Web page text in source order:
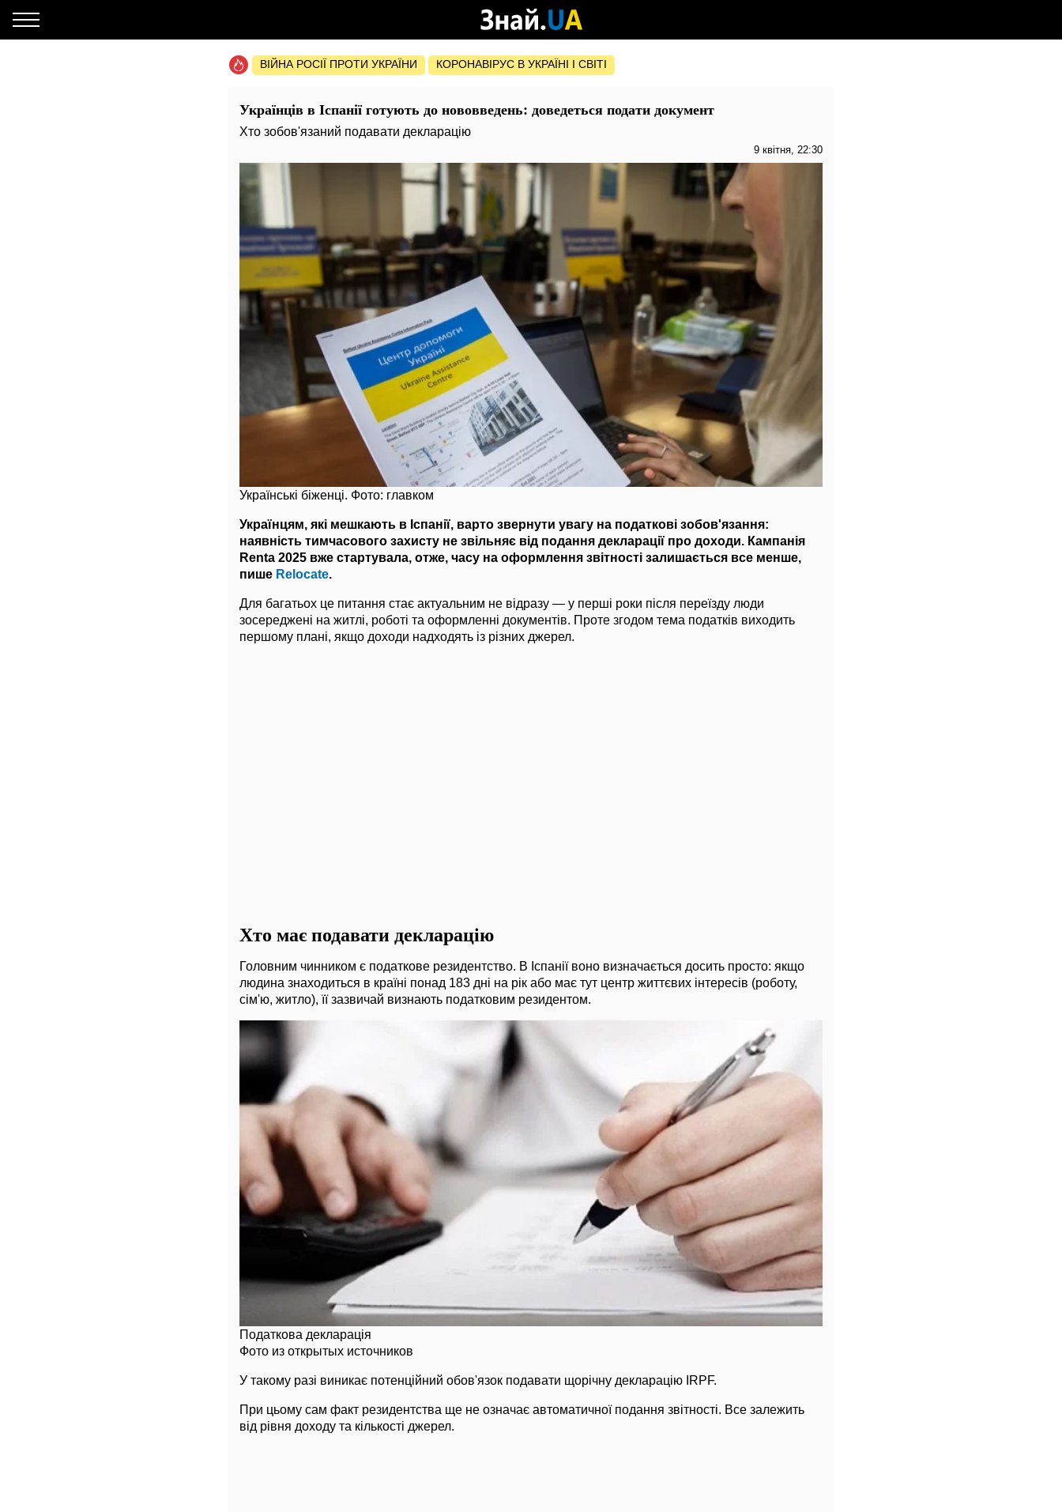
ВІЙНА РОСІЇ ПРОТИ УКРАЇНИ КОРОНАВІРУС В УКРАЇНІ І СВІТІ
Українців в Іспанії готують до нововведень: доведеться подати документ
Хто зобов'язаний подавати декларацію
9 квітня, 22:30
Українські біженці. Фото: главком
Українцям, які мешкають в Іспанії, варто звернути увагу на податкові зобов'язання:
наявність тимчасового захисту не звільняє від подання декларації про доходи. Кампанія
Renta 2025 вже стартувала, отже, часу на оформлення звітності залишається все менше,
пише Relocate.
Для багатьох це питання стає актуальним не відразу — у перші роки після переїзду люди
зосереджені на житлі, роботі та оформленні документів. Проте згодом тема податків виходить
першому плані, якщо доходи надходять із різних джерел.
Хто має подавати декларацію
Головним чинником є ​​податкове резидентство. В Іспанії воно визначається досить просто: якщо
людина знаходиться в країні понад 183 дні на рік або має тут центр життєвих інтересів (роботу,
сім'ю, житло), її зазвичай визнають податковим резидентом.
Податкова декларація
Фото из открытых источников
У такому разі виникає потенційний обов'язок подавати щорічну декларацію IRPF.
При цьому сам факт резидентства ще не означає автоматичної подання звітності. Все залежить
від рівня доходу та кількості джерел.